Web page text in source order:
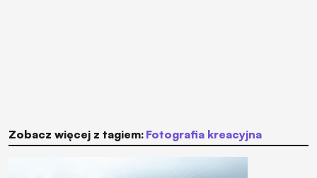
Zobacz więcej z tagiem: fotografia kreacyjna